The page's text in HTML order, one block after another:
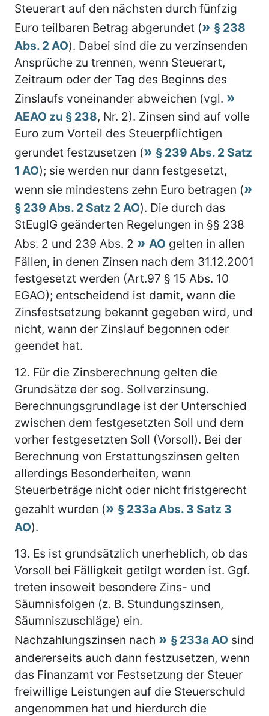
Steuerart auf den nächsten durch fünfzig
Euro teilbaren Betrag abgerundet (
§ 238
Abs. 2 AO). Dabei sind die zu verzinsenden
Ansprüche zu trennen, wenn Steuerart,
Zeitraum oder der Tag des Beginns des
Zinslaufs voneinander abweichen (vgl.
AEAO zu § 238, Nr. 2). Zinsen sind auf volle
Euro zum Vorteil des Steuerpflichtigen
gerundet festzusetzen (
§ 239 Abs. 2 Satz
1 AO); sie werden nur dann festgesetzt,
wenn sie mindestens zehn Euro betragen (
§ 239 Abs. 2 Satz 2 AO). Die durch das
StEuglG geänderten Regelungen in §§ 238
Abs. 2 und 239 Abs. 2
AO gelten in allen
Fällen, in denen Zinsen nach dem 31.12.2001
festgesetzt werden (Art.97 § 15 Abs. 10
EGAO); entscheidend ist damit, wann die
Zinsfestsetzung bekannt gegeben wird, und
nicht, wann der Zinslauf begonnen oder
geendet hat.
12. Für die Zinsberechnung gelten die
Grundsätze der sog. Sollverzinsung.
Berechnungsgrundlage ist der Unterschied
zwischen dem festgesetzten Soll und dem
vorher festgesetzten Soll (Vorsoll). Bei der
Berechnung von Erstattungszinsen gelten
allerdings Besonderheiten, wenn
Steuerbeträge nicht oder nicht fristgerecht
gezahlt wurden (
§ 233a Abs. 3 Satz 3
AO).
13. Es ist grundsätzlich unerheblich, ob das
Vorsoll bei Fälligkeit getilgt worden ist. Ggf.
treten insoweit besondere Zins- und
Säumnisfolgen (z. B. Stundungszinsen,
Säumniszuschläge) ein.
Nachzahlungszinsen nach
§ 233a AO sind
andererseits auch dann festzusetzen, wenn
das Finanzamt vor Festsetzung der Steuer
freiwillige Leistungen auf die Steuerschuld
angenommen hat und hierdurch die